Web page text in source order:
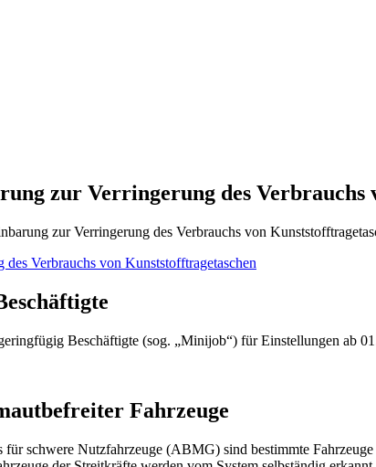
zur Verringerung des Verbrauchs
zur Verringerung des Verbrauchs von
Verbrauchs von Kunststofftragetaschen
Beschäftigte (sog. „Minijob“) für Einstellungen ab
Fahrzeuge
für schwere Nutzfahrzeuge (ABMG) sind bestimmte